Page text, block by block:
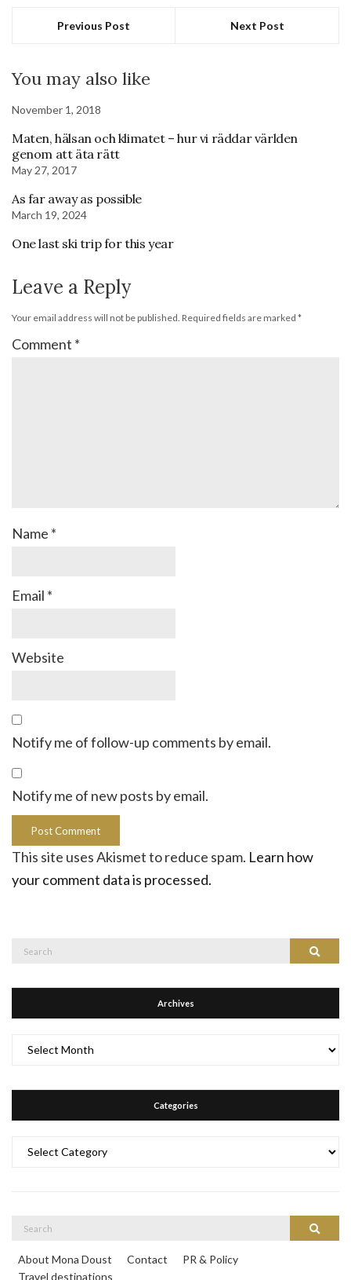
Previous Post Next Post
You may also like
November 1, 2018
Maten, hälsan och klimatet – hur vi räddar världen
genom att äta rätt
May 27, 2017
As far away as possible
March 19, 2024
One last ski trip for this year
Leave a Reply
Your email address will not be published. Required fields are marked *
Comment *
Name *
Email *
Website
Notify me of follow-up comments by email.
Notify me of new posts by email.
This site uses Akismet to reduce spam. Learn how
your comment data is processed.
Search
Archives
Categories
Search
About Mona Doust Contact
PR & Policy
Travel destinations